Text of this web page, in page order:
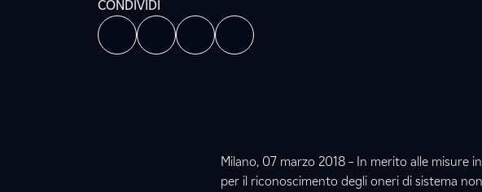
CONDIVIDI
Milano, 07 marzo 2018 – In merito alle misure
per il riconoscimento degli oneri di sistema